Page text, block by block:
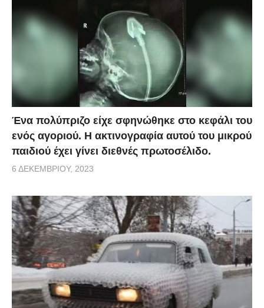
Ένα πολύπριζο είχε σφηνώθηκε στο κεφάλι του
ενός αγοριού. Η ακτινογραφία αυτού του μικρού
παιδιού έχει γίνει διεθνές πρωτοσέλιδο.
6 ΔΕΚΕΜΒΡΊΟΥ, 2023